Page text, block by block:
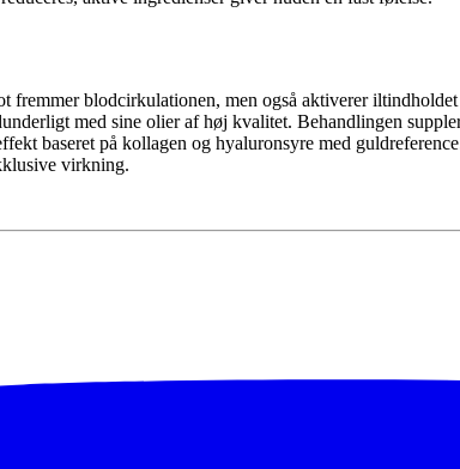
fremmer blodcirkulationen, men også aktiverer
med sine olier af høj kvalitet. Behandlingen
baseret på kollagen og hyaluronsyre med
virkning.